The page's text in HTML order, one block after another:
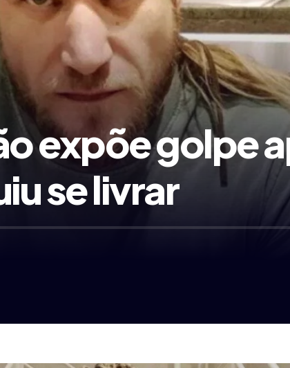
expõe golpe
se livrar